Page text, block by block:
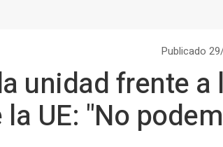
Publicado
unidad frente a
UE: "No